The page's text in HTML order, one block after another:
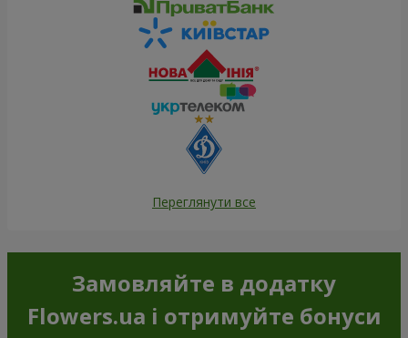
Переглянути все
Замовляйте в додатку
Flowers.ua і отримуйте бонуси